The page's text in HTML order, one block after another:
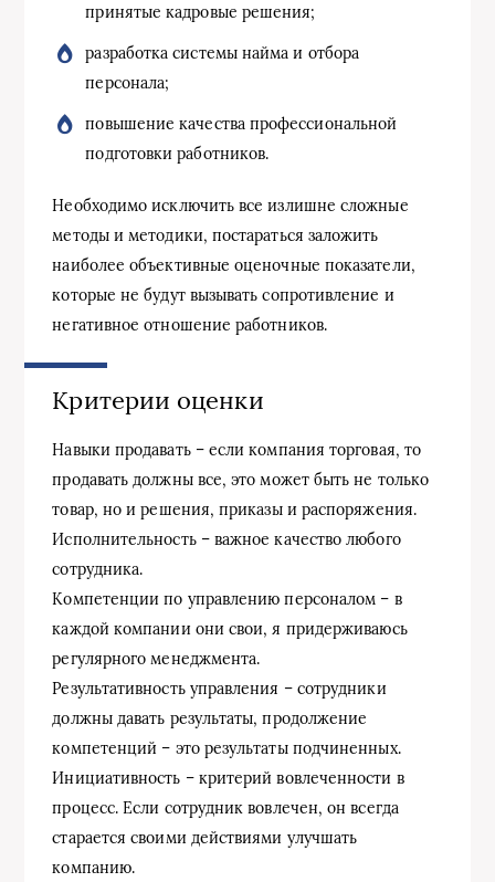
принятые кадровые решения;
разработка системы найма и отбора
персонала;
повышение качества профессиональной
подготовки работников.
Необходимо исключить все излишне сложные
методы и методики, постараться заложить
наиболее объективные оценочные показатели,
которые не будут вызывать сопротивление и
негативное отношение работников.
Критерии оценки
Навыки продавать – если компания торговая, то
продавать должны все, это может быть не только
товар, но и решения, приказы и распоряжения.
Исполнительность – важное качество любого
сотрудника.
Компетенции по управлению персоналом – в
каждой компании они свои, я придерживаюсь
регулярного менеджмента.
Результативность управления – сотрудники
должны давать результаты, продолжение
компетенций – это результаты подчиненных.
Инициативность – критерий вовлеченности в
процесс. Если сотрудник вовлечен, он всегда
старается своими действиями улучшать
компанию.